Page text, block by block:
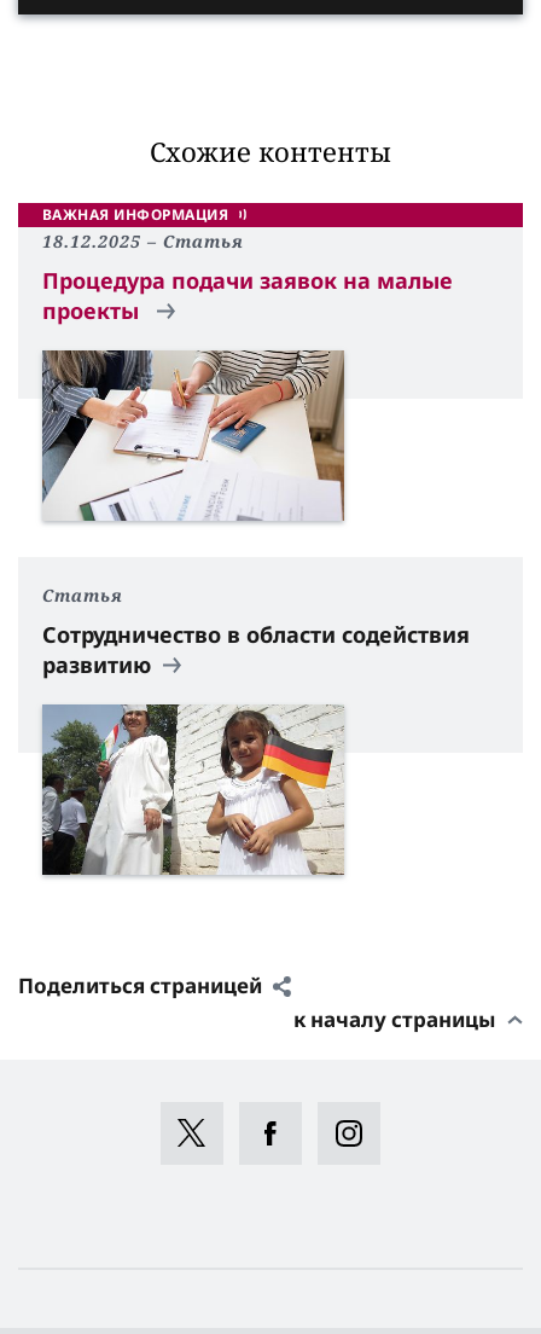
Схожие контенты
ВАЖНАЯ ИНФОРМАЦИЯ
18.12.2025 Статья
Процедура подачи заявок на малые
проекты
Статья
Сотрудничество в области содействия
развитию
Поделиться страницей
к началу страницы